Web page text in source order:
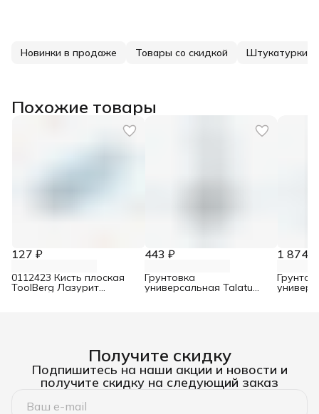
Новинки в продаже Товары со скидкой Штукатурки
Похожие товары
127 ₽
0112423 Кисть плоская
ToolBerg Лазурит
443 ₽
Грунтовка
универсальная Talatu
1 874 ₽
Получите скидку
Подпишитесь на наши акции и новости и
получите скидку на следующий заказ